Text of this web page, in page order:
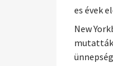
es évek
New
mutatták